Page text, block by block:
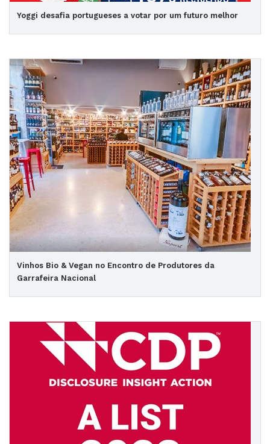
Yoggi desafia portugueses a votar por um futuro melhor
Vinhos Bio & Vegan no Encontro de Produtores da
Garrafeira Nacional